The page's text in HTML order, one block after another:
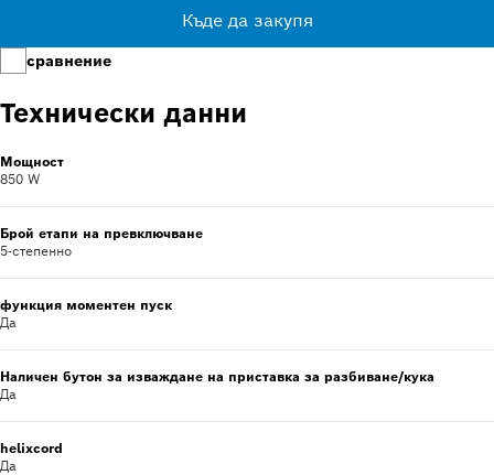
Къде да закупя
сравнение
Технически данни
Мощност
850 W
Брой етапи на превключване
5-степенно
функция моментен пуск
Да
Наличен бутон за изваждане на приставка за разбиване/кука
Да
helixcord
Да